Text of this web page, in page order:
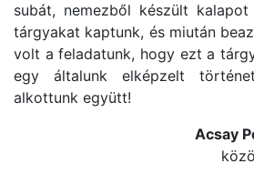
subát, nemezből készült
tárgyakat kaptunk, és miután
volt a feladatunk, hogy ezt a
egy általunk elképzelt
alkottunk együtt!
Acsay